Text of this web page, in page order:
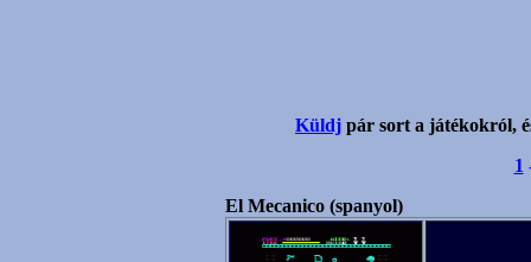
Küldj pár sort a játékokról,
1
El Mecanico (spanyol)